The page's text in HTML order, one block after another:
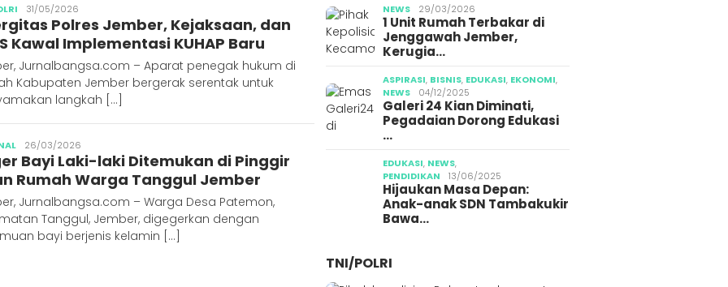
Publisher
31/05/2026
Polres Jember, Kejaksaan, dan
Kawal Implementasi KUHAP Baru
Jurnalbangsa.com – Aparat penegak hukum di
Kabupaten Jember bergerak serentak untuk
langkah […]
Publisher
26/03/2026
Bayi Laki-laki Ditemukan di Pinggir
Rumah Warga Tanggul Jember
Jurnalbangsa.com – Warga Desa Patemon,
Tanggul, Jember, digegerkan dengan
bayi berjenis kelamin […]
NEWS 29/03/2026
1 Unit Rumah Terbakar di
Jenggawah Jember,
Kerugia…
ASPIRASI, BISNIS, EDUKASI, EKONOMI,
NEWS
04/12/2025
Galeri 24 Kian Diminati,
Pegadaian Dorong Edukasi
…
EDUKASI, NEWS,
PENDIDIKAN
13/06/2025
Hijaukan Masa Depan:
Anak-anak SDN Tambakukir
Bawa…
TNI/POLRI